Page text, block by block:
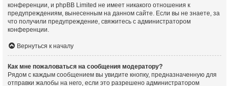
конференции, и phpBB Limited не имеет никакого отношения к
предупреждениям, вынесенным на данном сайте. Если вы не знаете, за
что получили предупреждение, свяжитесь с администратором
конференции.
Вернуться к началу
Как мне пожаловаться на сообщения модератору?
Рядом с каждым сообщением вы увидите кнопку, предназначенную для
отправки жалобы на него, если это разрешено администратором